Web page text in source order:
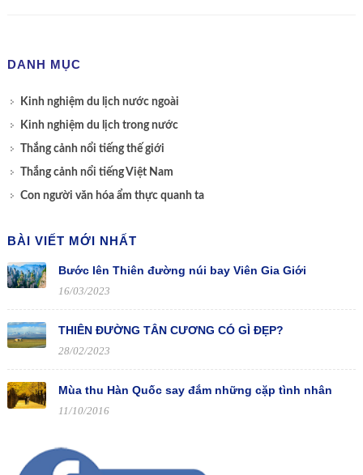
DANH MỤC
Kinh nghiệm du lịch nước ngoài
Kinh nghiệm du lịch trong nước
Thắng cảnh nổi tiếng thế giới
Thắng cảnh nổi tiếng Việt Nam
Con người văn hóa ẩm thực quanh ta
BÀI VIẾT MỚI NHẤT
Bước lên Thiên đường núi bay Viên Gia Giới
16/03/2023
THIÊN ĐƯỜNG TÂN CƯƠNG CÓ GÌ ĐẸP?
28/02/2023
Mùa thu Hàn Quốc say đắm những cặp tình nhân
11/10/2016